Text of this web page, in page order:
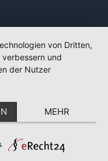
von Dritten,
und
der Nutzer
MEHR